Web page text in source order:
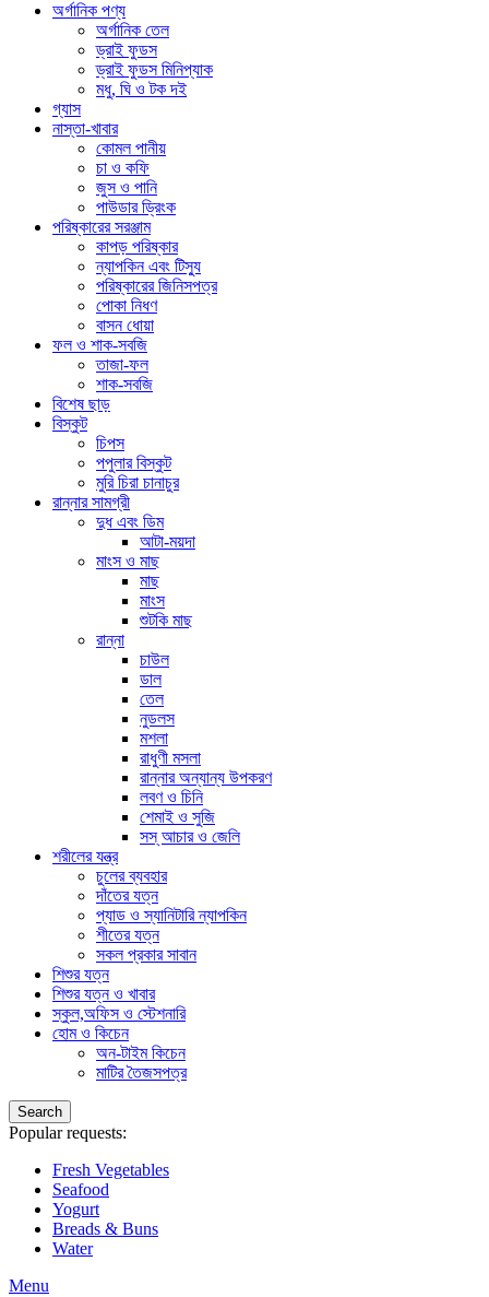
অর্গানিক পণ্য
অর্গানিক তেল
ড্রাই ফুডস
ড্রাই ফুডস মিনিপ্যাক
মধু, ঘি ও টক দই
গ্যাস
নাস্তা-খাবার
কোমল পানীয়
চা ও কফি
জুস ও পানি
পাউডার ড্রিংক
পরিষ্কারের সরঞ্জাম
কাপড় পরিষ্কার
ন্যাপকিন এবং টিস্যু
পরিষ্কারের জিনিসপত্র
পোকা নিধণ
বাসন ধোয়া
ফল ও শাক-সবজি
তাজা-ফল
শাক-সবজি
বিশেষ ছাড়
বিস্কুট
চিপস
পপুলার বিস্কুট
মুরি চিরা চানাচুর
রান্নার সামগ্রী
দুধ এবং ডিম
আটা-ময়দা
মাংস ও মাছ
মাছ
মাংস
শুটকি মাছ
রান্না
চাউল
ডাল
তেল
নুডলস
মশলা
রাধুণী মসলা
রান্নার অন্যান্য উপকরণ
লবণ ও চিনি
শেমাই ও সুজি
সস্ আচার ও জেলি
শরীলের যন্ত্র
চুলের ব্যবহার
দাঁতের যত্ন
প্যাড ও স্যানিটারি ন্যাপকিন
শীতের যত্ন
সকল প্রকার সাবান
শিশুর যত্ন
শিশুর যত্ন ও খাবার
স্কুল,অফিস ও স্টেশনারি
হোম ও কিচেন
অন-টাইম কিচেন
মাটির তৈজসপত্র
Search
Popular requests:
Fresh Vegetables
Seafood
Yogurt
Breads & Buns
Water
Menu